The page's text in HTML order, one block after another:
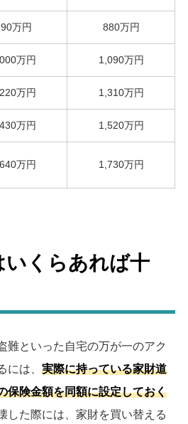
万円 880万円
万円 1,090万円
万円 1,310万円
万円 1,520万円
万円 1,730万円
いくらあれば十
難といった自宅の万が一のアク
には、 実際に持っている家財道
保険金額を同額に設定しておく
した際には、家財を買い替える